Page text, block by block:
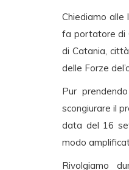
Chiediamo
fa portatore di
di Catania,
delle Forze
Pur
scongiurare il
data del 16
modo
Rivolgiamo